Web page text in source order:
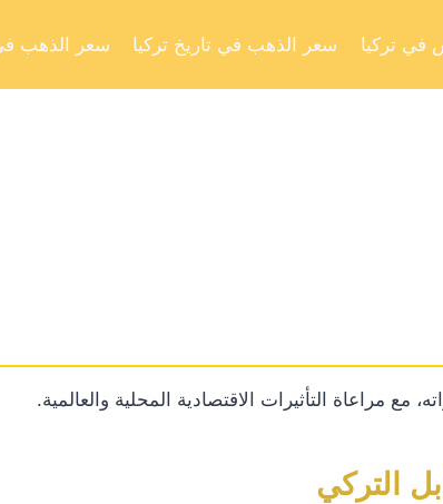
سعر الذهب في سعر الذهب في تاريخ تركيا في تركيا
مراعاة التأثيرات الاقتصادية المحلية والعالمية.
التركي